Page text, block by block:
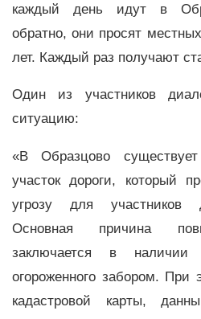
каждый день идут в
обратно, они просят
лет. Каждый раз получают
Один из участников
ситуацию:
«В Образцово
участок дороги, который
угрозу для участников
Основная причина
заключается в наличии
огороженного забором. При
кадастровой карты,